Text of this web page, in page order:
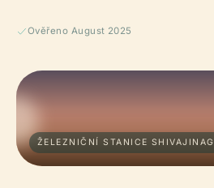
Ověřeno August 2025
ŽELEZNIČNÍ STANICE